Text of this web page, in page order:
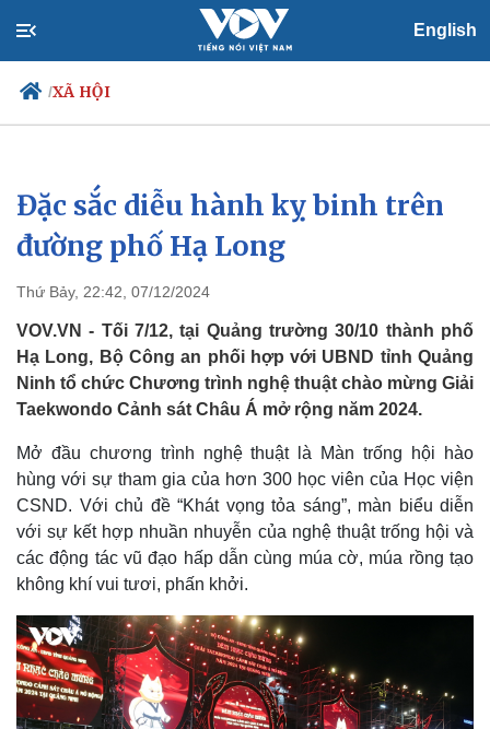
English
/XÃ HỘI
Chính trị
Đảng
Tổ chức nhân sự
Nhận diện sự thật
Xã hội
Dự báo thời tiết
Việc làm
Biển đảo
Đặc sắc diễu hành kỵ binh trên
đường phố Hạ Long
Thứ Bảy, 22:42, 07/12/2024
VOV.VN - Tối 7/12, tại Quảng trường 30/10 thành phố
Hạ Long, Bộ Công an phối hợp với UBND tỉnh Quảng
Ninh tổ chức Chương trình nghệ thuật chào mừng Giải
Taekwondo Cảnh sát Châu Á mở rộng năm 2024.
Mở đầu chương trình nghệ thuật là Màn trống hội hào
hùng với sự tham gia của hơn 300 học viên của Học viện
CSND. Với chủ đề “Khát vọng tỏa sáng”, màn biểu diễn
với sự kết hợp nhuần nhuyễn của nghệ thuật trống hội và
các động tác vũ đạo hấp dẫn cùng múa cờ, múa rồng tạo
không khí vui tươi, phấn khởi.